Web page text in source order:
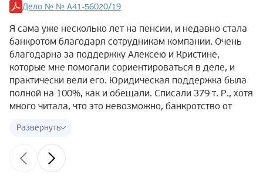
Дело № № А41-56020/19
Я сама уже несколько лет на пенсии, и недавно стала
банкротом благодаря сотрудникам компании. Очень
благодарна за поддержку Алексею и Кристине,
которые мне помогали сориентироваться в деле, и
практически вели его. Юридическая поддержка была
полной на 100%, как и обещали. Списали 379 т. Р., хотя
много читала, что это невозможно, банкротство от
сказать, что ничего страшного в судебных мерах нет,
если платить нечем и есть хорошее
юрсопровождение. Только дам хороший совет —
лучше начинать готовить документы заранее, чтобы не